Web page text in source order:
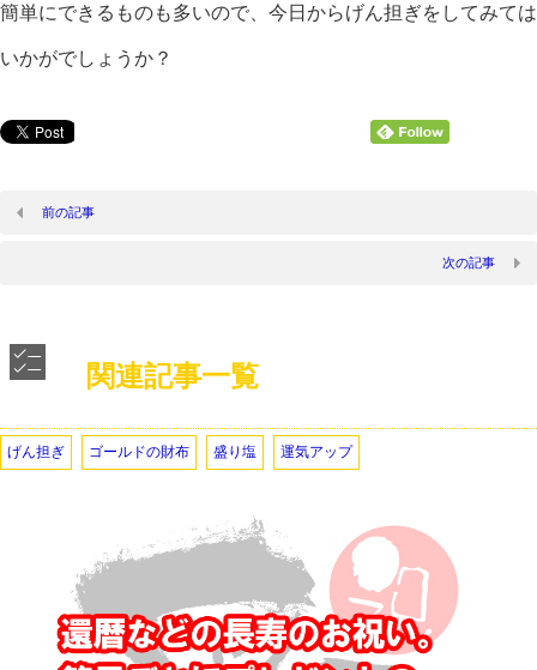
簡単にできるものも多いので、今日からげん担ぎをしてみては
いかがでしょうか？
前の記事
次の記事
関連記事一覧
げん担ぎ ゴールドの財布 盛り塩 運気アップ